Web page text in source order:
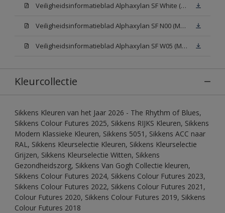
Veiligheidsinformatieblad Alphaxylan SF White (MSDS)
Veiligheidsinformatieblad Alphaxylan SF N00 (MSDS)
Veiligheidsinformatieblad Alphaxylan SF W05 (MSDS)
Kleurcollectie
Sikkens Kleuren van het Jaar 2026 - The Rhythm of Blues,
Sikkens Colour Futures 2025, Sikkens RIJKS Kleuren, Sikkens
Modern Klassieke Kleuren, Sikkens 5051, Sikkens ACC naar
RAL, Sikkens Kleurselectie Kleuren, Sikkens Kleurselectie
Grijzen, Sikkens Kleurselectie Witten, Sikkens
Gezondheidszorg, Sikkens Van Gogh Collectie kleuren,
Sikkens Colour Futures 2024, Sikkens Colour Futures 2023,
Sikkens Colour Futures 2022, Sikkens Colour Futures 2021,
Colour Futures 2020, Sikkens Colour Futures 2019, Sikkens
Colour Futures 2018